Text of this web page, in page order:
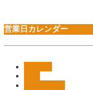
営業日カレンダー